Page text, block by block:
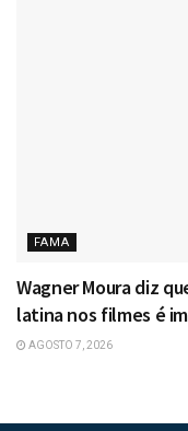
FAMA
Wagner Moura diz
latina nos filmes é
AGOSTO 7, 2026